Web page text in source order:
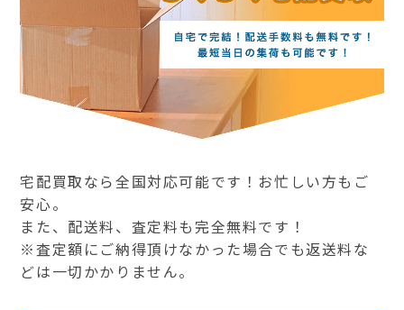
宅配買取なら全国対応可能です！お忙しい方もご
安心。
また、配送料、査定料も完全無料です！
※査定額にご納得頂けなかった場合でも返送料な
どは一切かかりません。